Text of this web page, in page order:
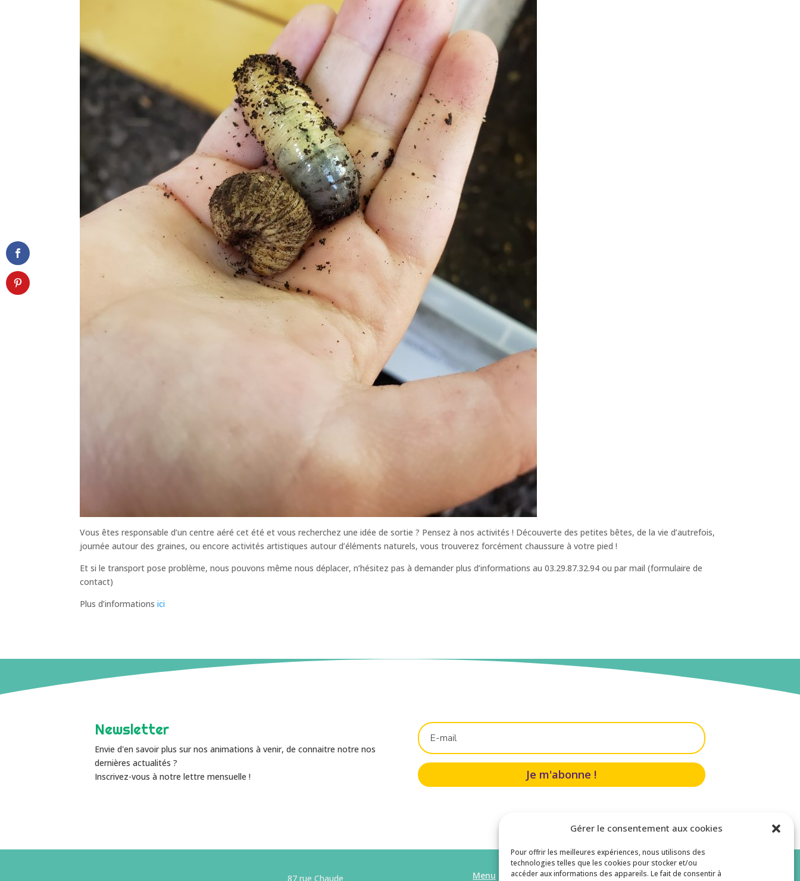
Gérer le consentement aux cookies
Pour offrir les meilleures expériences, nous utilisons des
technologies telles que les cookies pour stocker et/ou
accéder aux informations des appareils. Le fait de consentir à
Vous êtes responsable d’un centre aéré cet été et vous recherchez une idée de sortie ? Pensez à nos activités ! Découverte des petites bêtes, de la vie d’autrefois,
journée autour des graines, ou encore activités artistiques autour d’éléments naturels, vous trouverez forcément chaussure à votre pied !
Et si le transport pose problème, nous pouvons même nous déplacer, n’hésitez pas à demander plus d’informations au 03.29.87.32.94 ou par mail (formulaire de
contact)
Plus d’informationsici
Newsletter
Envie d'en savoir plus sur nos animations à venir, de connaitre notre nos
dernières actualités ?
Inscrivez-vous à notre lettre mensuelle !
Je m'abonne !
87 rue Chaude Menu